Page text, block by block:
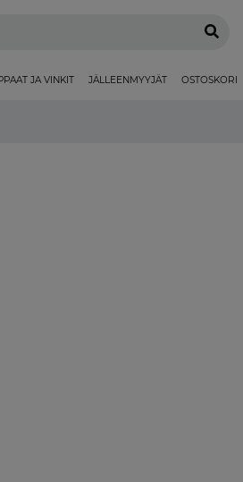
JA VINKIT JÄLLEENMYYJÄT OSTOSKORI